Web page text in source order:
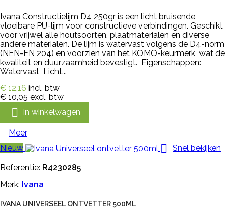
Ivana Constructielijm D4 250gr is een licht bruisende,
vloeibare PU-lijm voor constructieve verbindingen. Geschikt
voor vrijwel alle houtsoorten, plaatmaterialen en diverse
andere materialen. De lijm is watervast volgens de D4-norm
(NEN-EN 204) en voorzien van het KOMO-keurmerk, wat de
kwaliteit en duurzaamheid bevestigt. Eigenschappen:
Watervast Licht...
€ 12,16 incl. btw
€ 10,05 excl. btw
 In winkelwagen
Meer
Nieuw
 Snel bekijken
Referentie: R4230285
Merk: Ivana
IVANA UNIVERSEEL ONTVETTER 500ML